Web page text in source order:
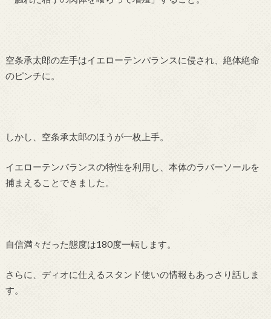
空条承太郎の左手はイエローテンパランスに侵され、絶体絶命
のピンチに。
しかし、空条承太郎のほうが一枚上手。
イエローテンバランスの特性を利用し、本体のラバーソールを
捕まえることできました。
自信満々だった態度は180度一転します。
さらに、ディオに仕えるスタンド使いの情報もあっさり話しま
す。